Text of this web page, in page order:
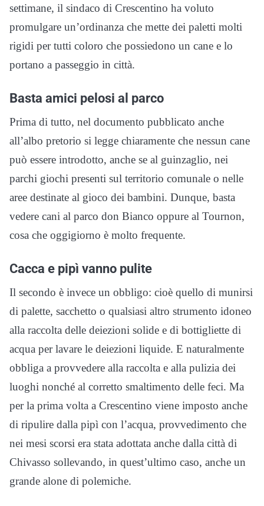
settimane, il sindaco di Crescentino ha voluto
promulgare un’ordinanza che mette dei paletti molti
rigidi per tutti coloro che possiedono un cane e lo
portano a passeggio in città.
Basta amici pelosi al parco
Prima di tutto, nel documento pubblicato anche
all’albo pretorio si legge chiaramente che nessun cane
può essere introdotto, anche se al guinzaglio, nei
parchi giochi presenti sul territorio comunale o nelle
aree destinate al gioco dei bambini. Dunque, basta
vedere cani al parco don Bianco oppure al Tournon,
cosa che oggigiorno è molto frequente.
Cacca e pipì vanno pulite
Il secondo è invece un obbligo: cioè quello di munirsi
di palette, sacchetto o qualsiasi altro strumento idoneo
alla raccolta delle deiezioni solide e di bottigliette di
acqua per lavare le deiezioni liquide. E naturalmente
obbliga a provvedere alla raccolta e alla pulizia dei
luoghi nonché al corretto smaltimento delle feci. Ma
per la prima volta a Crescentino viene imposto anche
di ripulire dalla pipì con l’acqua, provvedimento che
nei mesi scorsi era stata adottata anche dalla città di
Chivasso sollevando, in quest’ultimo caso, anche un
grande alone di polemiche.